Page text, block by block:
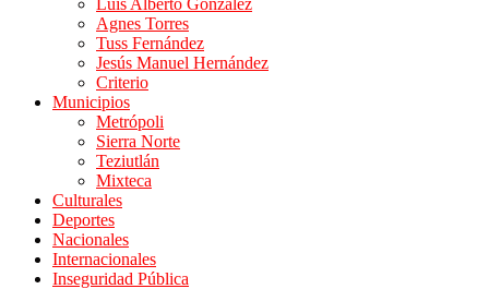
Luis Alberto González
Agnes Torres
Tuss Fernández
Jesús Manuel Hernández
Criterio
Municipios
Metrópoli
Sierra Norte
Teziutlán
Mixteca
Culturales
Deportes
Nacionales
Internacionales
Inseguridad Pública